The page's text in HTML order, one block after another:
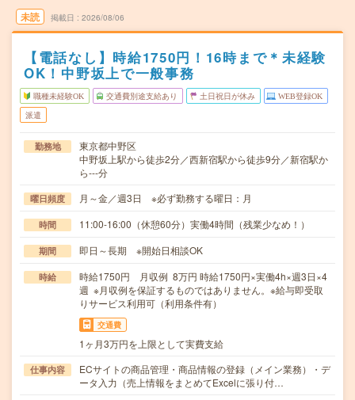
未読 掲載日 2026/08/06
【電話なし】時給1750円！16時まで＊未経験
OK！中野坂上で一般事務
職種未経験OK 交通費別途支給あり 土日祝日が休み WEB登録OK
派遣
勤務地
東京都中野区
中野坂上駅から徒歩2分／西新宿駅から徒歩9分／新宿駅か
ら---分
曜日頻度 月～金／週3日 ※必ず勤務する曜日：月
時間 11:00-16:00（休憩60分）実働4時間（残業少なめ！）
期間 即日～長期 ※開始日相談OK
時給
時給1750円 月収例 8万円 時給1750円×実働4h×週3日×4
週 ※月収例を保証するものではありません。※給与即受取
りサービス利用可（利用条件有）
交通費
1ヶ月3万円を上限として実費支給
仕事内容
ECサイトの商品管理・商品情報の登録（メイン業務）・デ
ータ入力（売上情報をまとめてExcelに張り付…